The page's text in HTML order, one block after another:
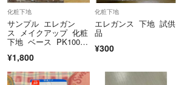
化粧下地
サンプル エレガン
ス メイクアップ 化粧
下地 ベース PK100 4
¥1,800
化粧下地
エレガンス 下地 試供
品
¥300